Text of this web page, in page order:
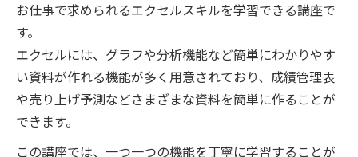
お仕事で求められるエクセルスキルを学習できる講座で
す。
エクセルには、グラフや分析機能など簡単にわかりやす
い資料が作れる機能が多く用意されており、成績管理表
や売り上げ予測などさまざまな資料を簡単に作ることが
できます。
この講座では、一つ一つの機能を丁寧に学習することが